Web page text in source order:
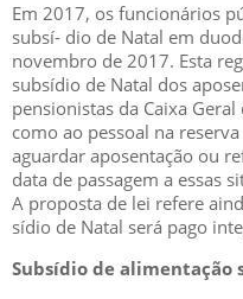
Em 2017, os funcionários
subsí- dio de Natal em
novembro de 2017. Esta
subsídio de Natal dos
pensionistas da Caixa Geral
como ao pessoal na
aguardar aposentação ou
data de passagem a essas
A proposta de lei refere
sídio de Natal será pago
Subsídio de alimentação